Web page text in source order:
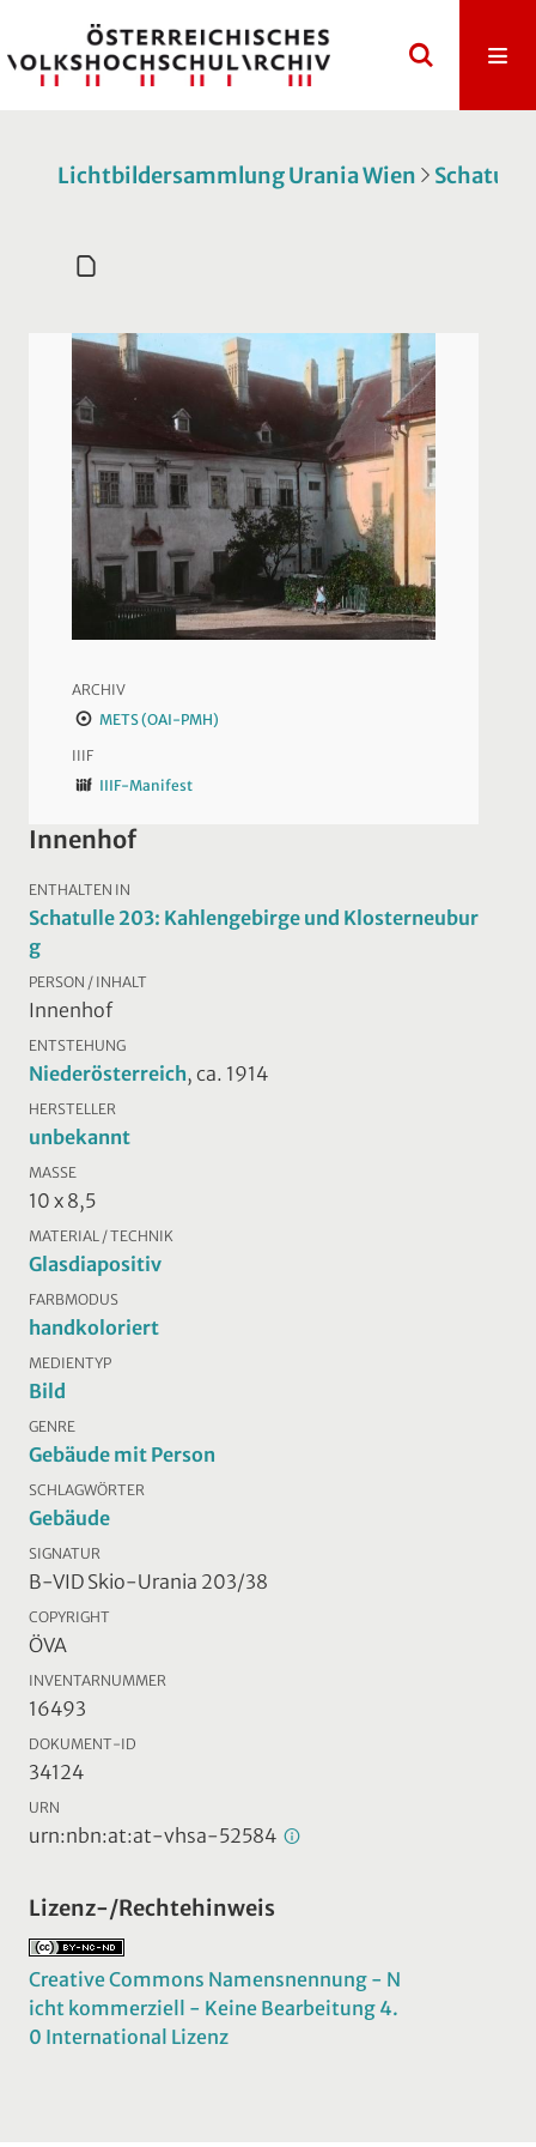
Lichtbildersammlung Urania Wien
ARCHIV
METS (OAI-PMH)
IIIF
IIIF-Manifest
Innenhof
ENTHALTEN IN
Schatulle 203: Kahlengebirge und Klosterneubur
g
PERSON / INHALT
Innenhof
ENTSTEHUNG
Niederösterreich, ca. 1914
HERSTELLER
unbekannt
MASSE
10 x 8,5
MATERIAL / TECHNIK
Glasdiapositiv
FARBMODUS
handkoloriert
MEDIENTYP
Bild
GENRE
Gebäude mit Person
SCHLAGWÖRTER
Gebäude
SIGNATUR
B-VID Skio-Urania 203/38
COPYRIGHT
ÖVA
INVENTARNUMMER
16493
DOKUMENT-ID
34124
URN
urn:nbn:at:at-vhsa-52584
Lizenz-/Rechtehinweis
Creative Commons Namensnennung - N
icht kommerziell - Keine Bearbeitung 4.
0 International Lizenz